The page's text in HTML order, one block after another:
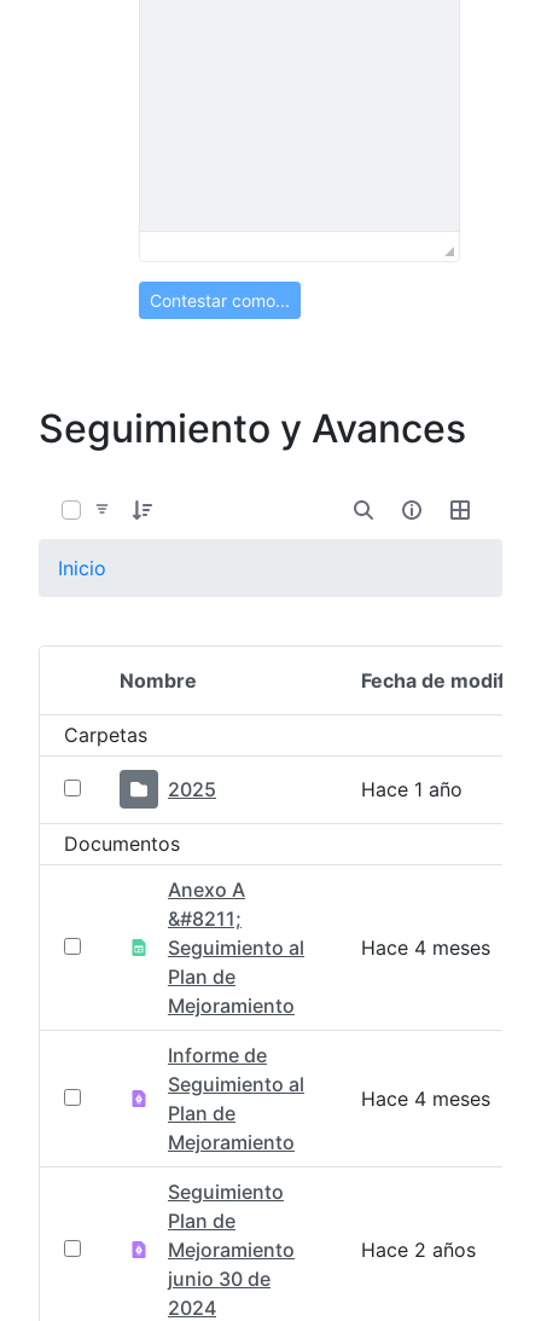
Contestar como...
Seguimiento y Avances
Inicio
Selección del elemento
Nombre Fecha de
Carpetas
2025 Hace 1 año
Documentos
Anexo A
&#8211;
Seguimiento al
Plan de
Mejoramiento
Hace 4 meses
Informe de
Seguimiento al
Plan de
Mejoramiento
Hace 4 meses
Seguimiento
Plan de
Mejoramiento
junio 30 de
2024
Hace 2 años